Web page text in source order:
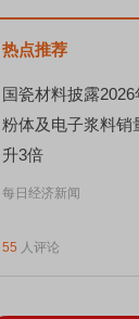
热点推荐
国瓷材料披露
粉体及电子浆料销
升3倍
每日经济新闻
55 人评论